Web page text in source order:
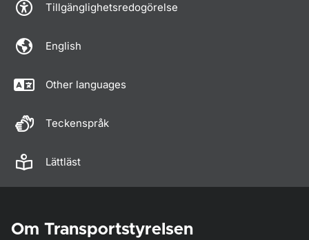
Tillgänglighetsredogörelse
English
Other languages
Teckenspråk
Lättläst
Om Transportstyrelsen